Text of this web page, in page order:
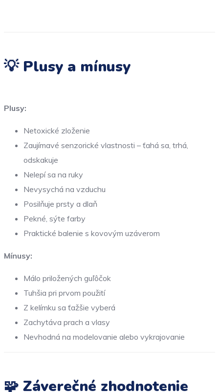
💡 Plusy a mínusy
Plusy:
Netoxické zloženie
Zaujímavé senzorické vlastnosti – ťahá sa, trhá,
odskakuje
Nelepí sa na ruky
Nevysychá na vzduchu
Posilňuje prsty a dlaň
Pekné, sýte farby
Praktické balenie s kovovým uzáverom
Mínusy:
Málo priložených guľôčok
Tuhšia pri prvom použití
Z kelímku sa ťažšie vyberá
Zachytáva prach a vlasy
Nevhodná na modelovanie alebo vykrajovanie
🧩 Záverečné zhodnotenie